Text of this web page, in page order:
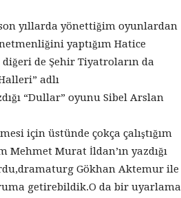
yıllarda yönettiğim oyunlardan
yaptığım Hatice
diğeri de Şehir Tiyatroların da
adlı
“Dullar” oyunu Sibel Arslan
için üstünde çokça çalıştığım
Mehmet Murat İldan’ın yazdığı
Gökhan Aktemur ile
getirebildik.O da bir uyarlama